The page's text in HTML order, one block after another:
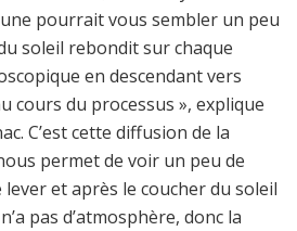
pourrait vous sembler un peu
soleil rebondit sur chaque
en descendant vers
cours du processus », explique
C’est cette diffusion de la
permet de voir un peu de
et après le coucher du soleil
pas d’atmosphère, donc la